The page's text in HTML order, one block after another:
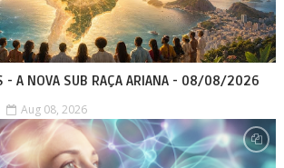
- A NOVA SUB RAÇA ARIANA - 08/08/2026
Aug 08, 2026